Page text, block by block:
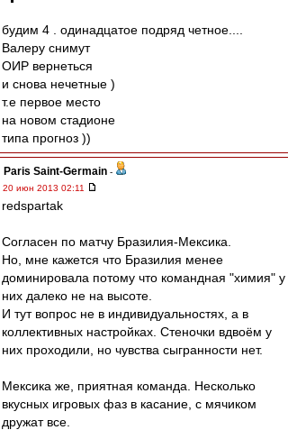
будим 4 . одинадцатое подряд четное....
Валеру снимут
ОИР вернеться
и снова нечетные )
т.е первое место
на новом стадионе
типа прогноз ))
Paris Saint-Germain -
20 июн 2013 02:11
redspartak
Согласен по матчу Бразилия-Мексика.
Но, мне кажется что Бразилия менее
доминировала потому что командная "химия" у
них далеко не на высоте.
И тут вопрос не в индивидуальностях, а в
коллективных настройках. Стеночки вдвоём у
них проходили, но чувства сыгранности нет.
Мексика же, приятная команда. Несколько
вкусных игровых фаз в касание, с мячиком
дружат все.